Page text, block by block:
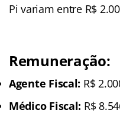
Pi variam entre R$
Remuneração:
Agente Fiscal: R$
Médico Fiscal: R$